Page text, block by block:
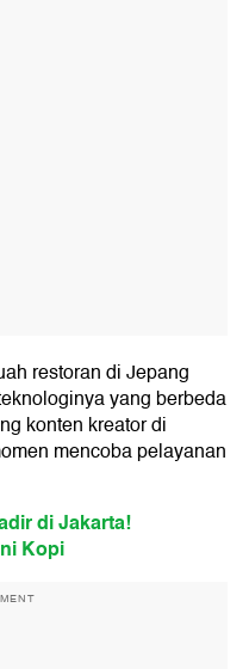
restoran di Jepang
yang berbeda
konten kreator di
mencoba pelayanan
di Jakarta!
Kopi